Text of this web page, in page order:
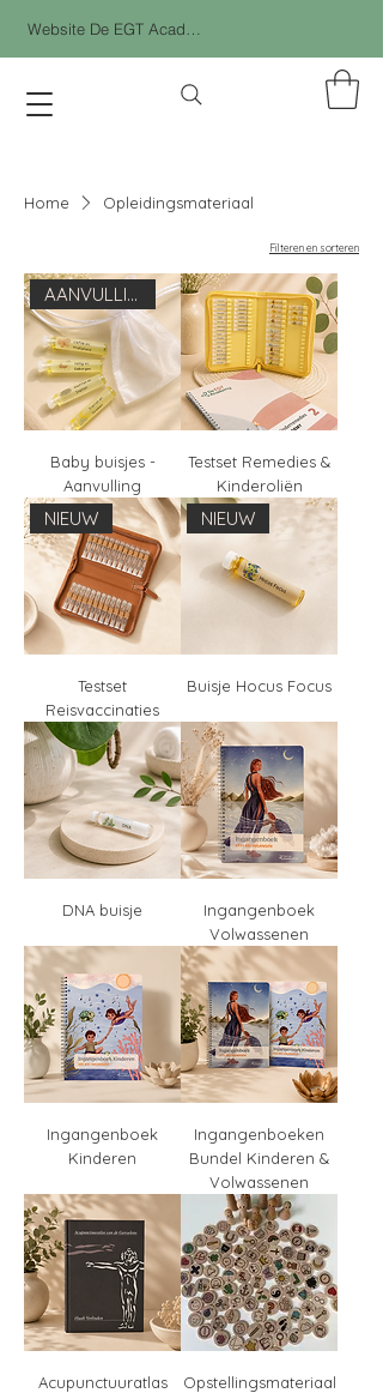
Home Opleidingsmateriaal
Filteren en sorteren
AANVULLING
Baby buisjes -
Aanvulling
Testset Remedies &
Kinderoliën
NIEUW
Testset
Reisvaccinaties
NIEUW
Buisje Hocus Focus
DNA buisje
Ingangenboek
Volwassenen
Ingangenboek
Kinderen
Ingangenboeken
Bundel Kinderen &
Volwassenen
Acupunctuuratlas
Opstellingsmateriaal